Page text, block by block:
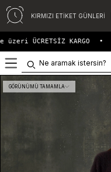
KIRMIZI ETİKET GÜNLERİ
ÜCRETSİZ KARGO
GÖRÜNÜMÜ TAMAMLA